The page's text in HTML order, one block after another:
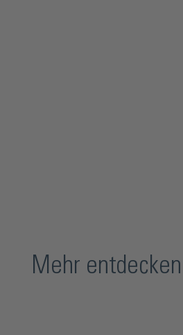
Mehr entdecken